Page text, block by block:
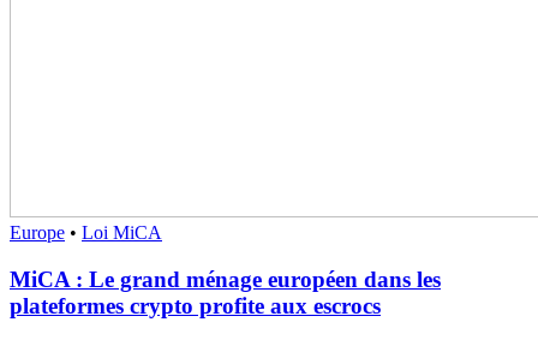
Europe • Loi MiCA
MiCA : Le grand ménage européen dans les
plateformes crypto profite aux escrocs